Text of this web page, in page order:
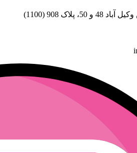
پلاک 908 (1100)